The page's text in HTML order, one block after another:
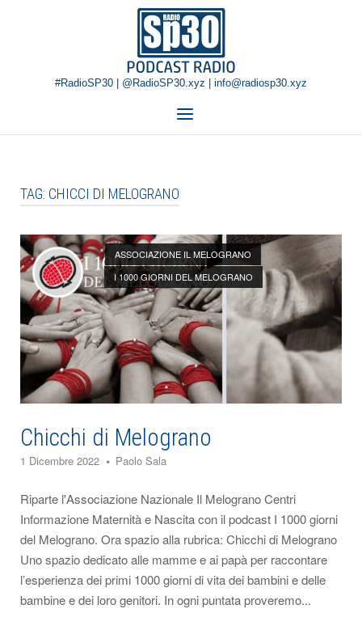
Home
#RadioSP30 | @RadioSP30.xyz | info@radiosp30.xyz
Menu
TAG: CHICCI DI MELOGRANO
ASSOCIAZIONE IL MELOGRANO
I 1000 GIORNI DEL MELOGRANO
Open post
Chicchi di Melograno
1 Dicembre 2022 Paolo Sala
Riparte l'Associazione Nazionale Il Melograno Centri
Informazione Maternità e Nascita con il podcast I 1000 giorni
del Melograno. Ora spazio alla rubrica: Chicchi di Melograno
Uno spazio dedicato alle mamme e ai papà per raccontare
l’esperienza dei primi 1000 giorni di vita dei bambini e delle
bambine e dei loro genitori. In ogni puntata proveremo...